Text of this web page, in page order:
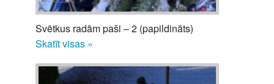
Svētkus radām paši – 2 (papildināts)
Skatīt visas »